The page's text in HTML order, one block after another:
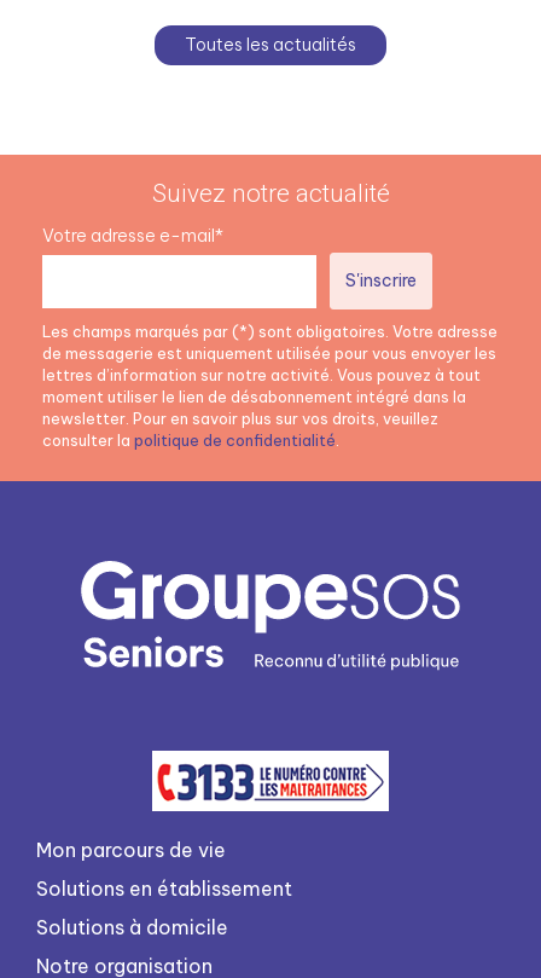
Toutes les actualités
Suivez notre actualité
Votre adresse e-mail*
Les champs marqués par (*) sont obligatoires. Votre adresse
de messagerie est uniquement utilisée pour vous envoyer les
lettres d’information sur notre activité. Vous pouvez à tout
moment utiliser le lien de désabonnement intégré dans la
newsletter. Pour en savoir plus sur vos droits, veuillez
consulter la politique de confidentialité.
Mon parcours de vie
Solutions en établissement
Solutions à domicile
Notre organisation